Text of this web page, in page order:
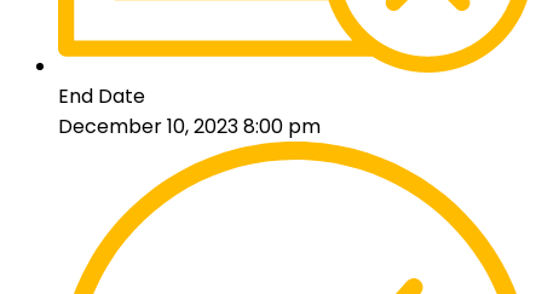
End Date
December 10, 2023 8:00 pm